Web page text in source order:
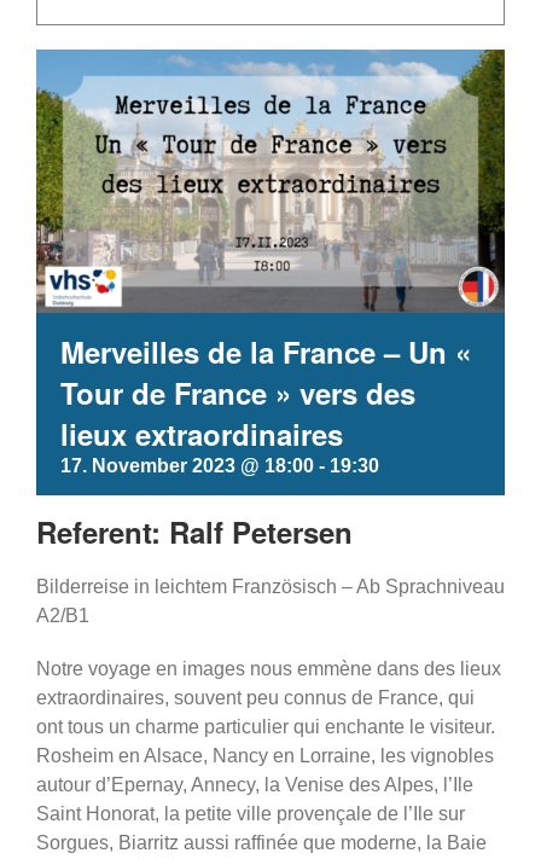
Merveilles de la France – Un «
Tour de France » vers des
lieux extraordinaires
17. November 2023 @ 18:00 - 19:30
Referent: Ralf Petersen
Bilderreise in leichtem Französisch – Ab Sprachniveau
A2/B1
Notre voyage en images nous emmène dans des lieux
extraordinaires, souvent peu connus de France, qui
ont tous un charme particulier qui enchante le visiteur.
Rosheim en Alsace, Nancy en Lorraine, les vignobles
autour d’Epernay, Annecy, la Venise des Alpes, l’Ile
Saint Honorat, la petite ville provençale de l’Ile sur
Sorgues, Biarritz aussi raffinée que moderne, la Baie